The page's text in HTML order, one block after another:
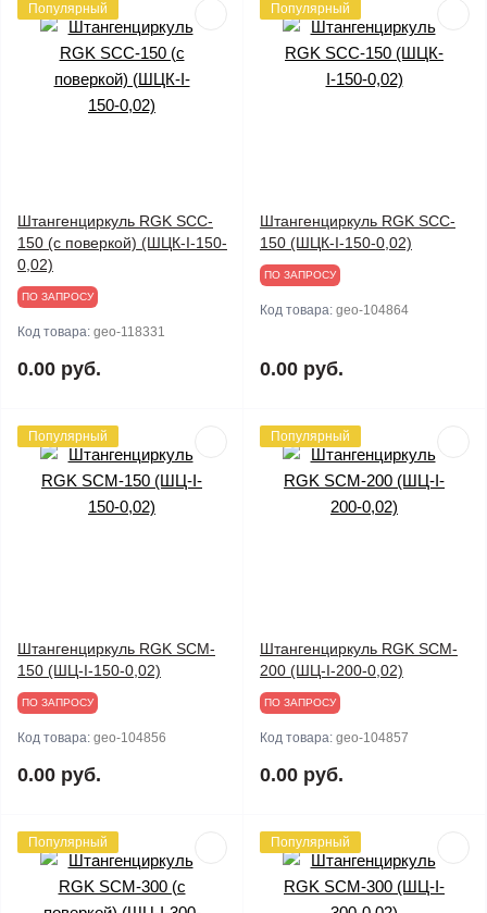
Популярный
Штангенциркуль RGK SCC-
150 (с поверкой) (ШЦК-I-150-
0,02)
ПО ЗАПРОСУ
Код товара: geo-118331
0.00 руб.
Популярный
Штангенциркуль RGK SCC-
150 (ШЦК-I-150-0,02)
ПО ЗАПРОСУ
Код товара: geo-104864
0.00 руб.
Популярный
Штангенциркуль RGK SCM-
150 (ШЦ-I-150-0,02)
ПО ЗАПРОСУ
Код товара: geo-104856
0.00 руб.
Популярный
Штангенциркуль RGK SCM-
200 (ШЦ-I-200-0,02)
ПО ЗАПРОСУ
Код товара: geo-104857
0.00 руб.
Популярный Популярный